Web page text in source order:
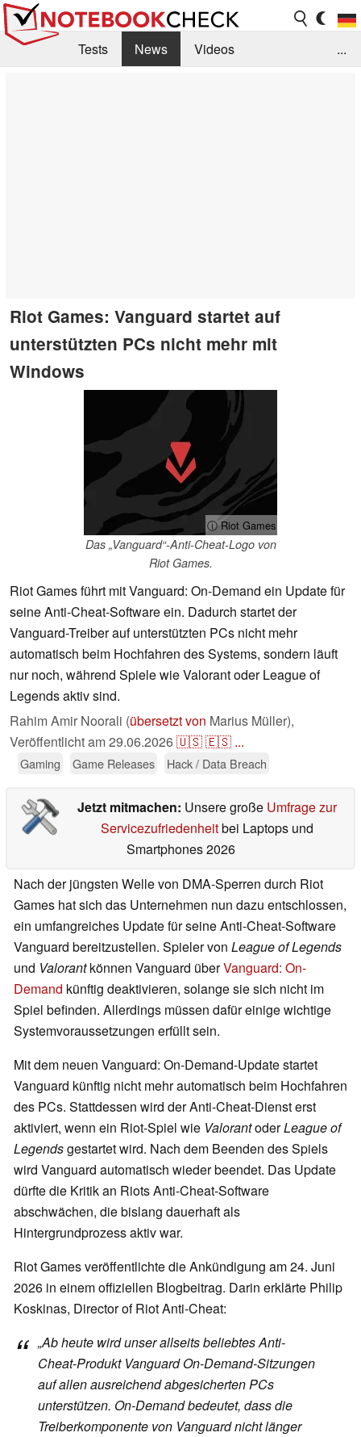
Tests News
Videos
...
Riot Games: Vanguard startet auf
unterstützten PCs nicht mehr mit
Windows
ⓘ Riot Games
Das „Vanguard“-Anti-Cheat-Logo von
Riot Games.
Riot Games führt mit Vanguard: On-Demand ein Update für
seine Anti-Cheat-Software ein. Dadurch startet der
Vanguard-Treiber auf unterstützten PCs nicht mehr
automatisch beim Hochfahren des Systems, sondern läuft
nur noch, während Spiele wie Valorant oder League of
Legends aktiv sind.
Rahim Amir Noorali (übersetzt von Marius Müller),
Veröffentlicht am29.06.2026🇺🇸🇪🇸 ...
Gaming Game Releases Hack / Data Breach
Jetzt mitmachen: Unsere große Umfrage zur
Servicezufriedenheitbei Laptops und
Smartphones 2026
Nach der jüngsten Welle von DMA-Sperren durch Riot
Games hat sich das Unternehmen nun dazu entschlossen,
ein umfangreiches Update für seine Anti-Cheat-Software
Vanguard bereitzustellen. Spieler von League of Legends
und Valorantkönnen Vanguard überVanguard: On-
Demand künftig deaktivieren, solange sie sich nicht im
Spiel befinden. Allerdings müssen dafür einige wichtige
Systemvoraussetzungen erfüllt sein.
Mit dem neuen Vanguard: On-Demand-Update startet
Vanguard künftig nicht mehr automatisch beim Hochfahren
des PCs. Stattdessen wird der Anti-Cheat-Dienst erst
aktiviert, wenn ein Riot-Spiel wie ValorantoderLeague of
Legendsgestartet wird. Nach dem Beenden des Spiels
wird Vanguard automatisch wieder beendet. Das Update
dürfte die Kritik an Riots Anti-Cheat-Software
abschwächen, die bislang dauerhaft als
Hintergrundprozess aktiv war.
Riot Games veröffentlichte die Ankündigung am 24. Juni
2026 in einem offiziellen Blogbeitrag. Darin erklärte Philip
Koskinas, Director of Riot Anti-Cheat:
„Ab heute wird unser allseits beliebtes Anti-
Cheat-Produkt Vanguard On-Demand-Sitzungen
auf allen ausreichend abgesicherten PCs
unterstützen. On-Demand bedeutet, dass die
Treiberkomponente von Vanguard nicht länger